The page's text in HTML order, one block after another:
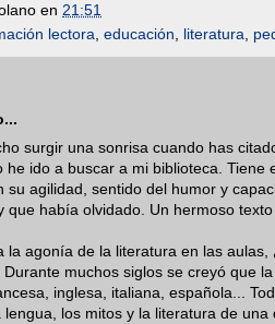
en 21:51
lectora educación literatura
surgir una sonrisa cuando has
he ido a buscar a mi biblioteca.
su agilidad, sentido del humor y
que había olvidado. Un hermoso
la agonía de la literatura en las
Durante muchos siglos se creyó que
inglesa, italiana, española...
lengua, los mitos y la literatura de